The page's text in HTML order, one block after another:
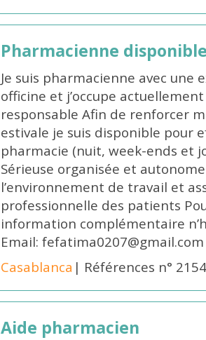
Pharmacienne
Je suis pharmacienne avec
officine et j’occupe
responsable Afin de renforcer
estivale je suis disponible pour
pharmacie (nuit, week-ends et
Sérieuse organisée et
l’environnement de travail et
professionnelle des patients
information complémentaire
Email: fefatima0207@gmail.com
Casablanca | Références n°
Aide pharmacien